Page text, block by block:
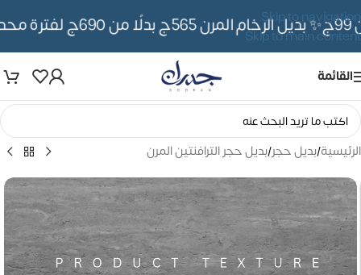
Skip to navigation
Skip to main content
✨ بديل الرخام المرن 565ج بدلًا من 690ج لفترة محدوده
القائمة
الرئيسية/بديل حجر/بديل حجر الترافنتين المرن